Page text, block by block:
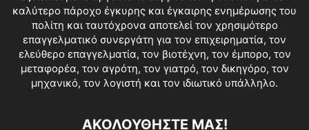
καλύτερο πάροχο έγκυρης και έγκαιρης ενημέρωσης του
πολίτη και ταυτόχρονα αποτελεί τον χρησιμότερο
επαγγελματικό συνεργάτη για τον επιχειρηματία, τον
ελεύθερο επαγγελματία, τον βιοτέχνη, τον έμπορο, τον
μεταφορέα, τον αγρότη, τον γιατρό, τον δικηγόρο, τον
μηχανικό, τον λογιστή και τον ιδιωτικό υπάλληλο.
ΑΚΟΛΟΥΘΗΣΤΕ ΜΑΣ!